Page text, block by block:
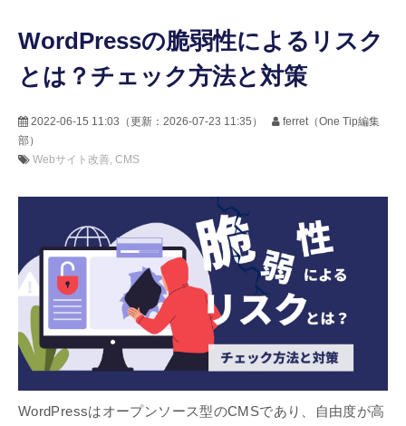
料金プラン
セミナー
WordPressの脆弱性によるリスク
とは？チェック方法と対策
2022-06-15 11:03 （更新： 2026-07-23 11:35 ）
ferret（One Tip編集
部）
Webサイト改善 CMS
WordPressはオープンソース型のCMSであり、自由度が高